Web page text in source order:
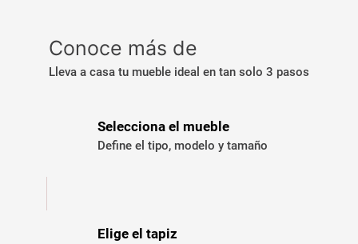
Conoce más de
Lleva a casa tu mueble ideal en tan solo 3 pasos
Selecciona el mueble
Define el tipo, modelo y tamaño
Elige el tapiz